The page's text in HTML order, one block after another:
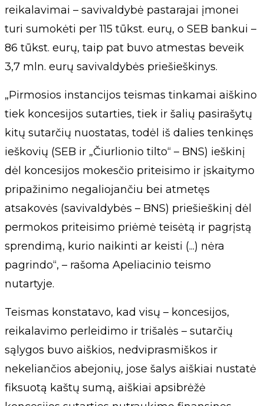
reikalavimai – savivaldybė pastarajai įmonei
turi sumokėti per 115 tūkst. eurų, o SEB bankui –
86 tūkst. eurų, taip pat buvo atmestas beveik
3,7 mln. eurų savivaldybės priešieškinys.
„Pirmosios instancijos teismas tinkamai aiškino
tiek koncesijos sutarties, tiek ir šalių pasirašytų
kitų sutarčių nuostatas, todėl iš dalies tenkinęs
ieškovių (SEB ir „Čiurlionio tilto“ – BNS) ieškinį
dėl koncesijos mokesčio priteisimo ir įskaitymo
pripažinimo negaliojančiu bei atmetęs
atsakovės (savivaldybės – BNS) priešieškinį dėl
permokos priteisimo priėmė teisėtą ir pagrįstą
sprendimą, kurio naikinti ar keisti (...) nėra
pagrindo“, – rašoma Apeliacinio teismo
nutartyje.
Teismas konstatavo, kad visų – koncesijos,
reikalavimo perleidimo ir trišalės – sutarčių
sąlygos buvo aiškios, nedviprasmiškos ir
nekeliančios abejonių, jose šalys aiškiai nustatė
fiksuotą kaštų sumą, aiškiai apsibrėžė